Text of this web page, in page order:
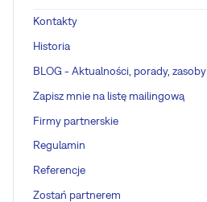
Kontakty
Historia
BLOG - Aktualności, porady, zasoby
Zapisz mnie na listę mailingową
Firmy partnerskie
Regulamin
Referencje
Zostań partnerem